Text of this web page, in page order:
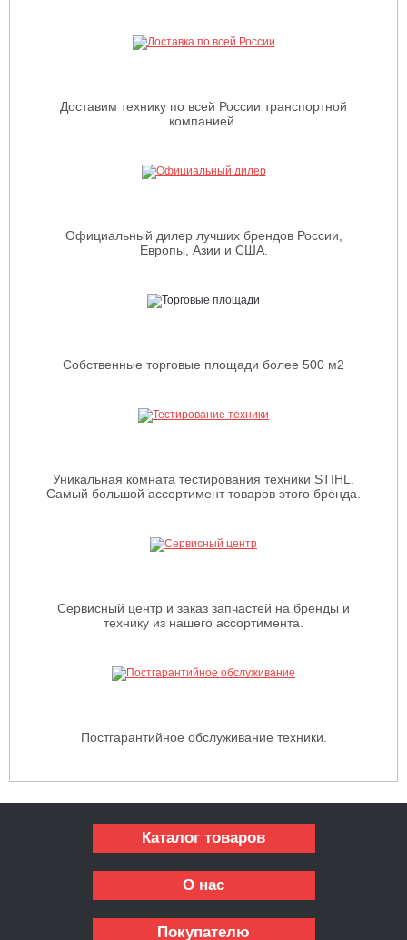
Доставим технику по всей России транспортной
компанией.
Официальный дилер лучших брендов России,
Европы, Азии и США.
Собственные торговые площади более 500 м2
Уникальная комната тестирования техники STIHL.
Самый большой ассортимент товаров этого бренда.
Сервисный центр и заказ запчастей на бренды и
технику из нашего ассортимента.
Постгарантийное обслуживание техники.
Каталог товаров
О нас
Покупателю